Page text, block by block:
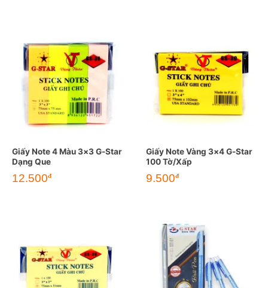
Giấy Note 4 Màu 3×3 G-Star
Dạng Que
12.500đ
Giấy Note Vàng 3×4 G-Star
100 Tờ/Xấp
9.500đ